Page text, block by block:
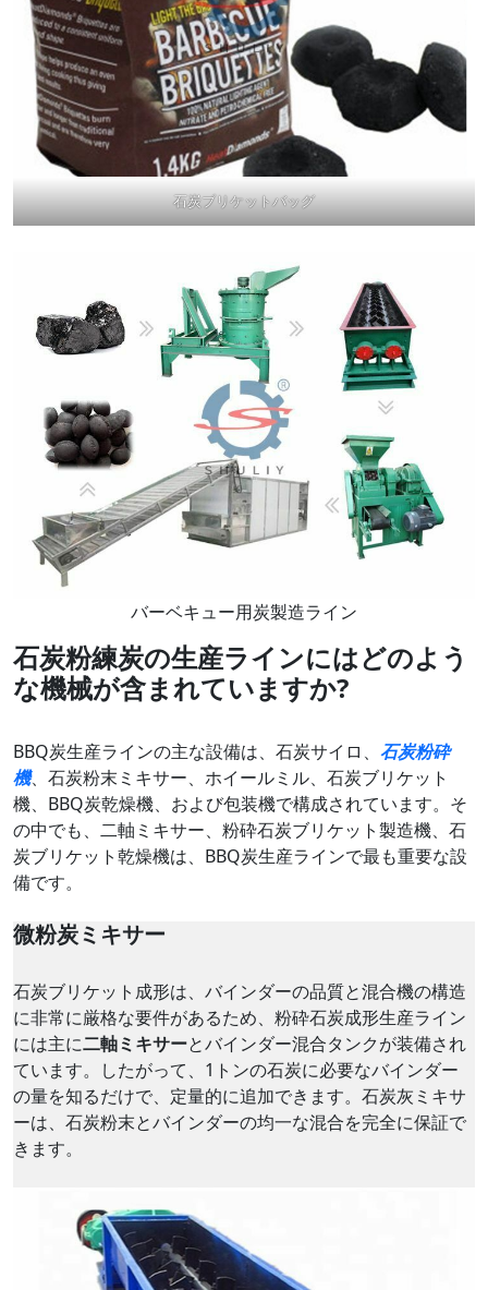
石炭ブリケットバッグ
バーベキュー用炭製造ライン
石炭粉練炭の生産ラインにはどのよう
な機械が含まれていますか?
BBQ炭生産ラインの主な設備は、石炭サイロ、 石炭粉砕
機、石炭粉末ミキサー、ホイールミル、石炭ブリケット
機、BBQ炭乾燥機、および包装機で構成されています。そ
の中でも、二軸ミキサー、粉砕石炭ブリケット製造機、石
炭ブリケット乾燥機は、BBQ炭生産ラインで最も重要な設
備です。
微粉炭ミキサー
石炭ブリケット成形は、バインダーの品質と混合機の構造
に非常に厳格な要件があるため、粉砕石炭成形生産ライン
には主に二軸ミキサーとバインダー混合タンクが装備され
ています。したがって、1トンの石炭に必要なバインダー
の量を知るだけで、定量的に追加できます。石炭灰ミキサ
ーは、石炭粉末とバインダーの均一な混合を完全に保証で
きます。